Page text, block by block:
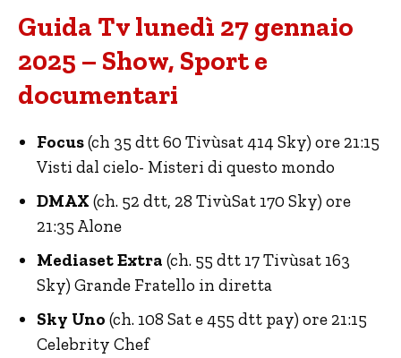
Guida Tv lunedì 27 gennaio
2025 – Show, Sport e
documentari
Focus(ch 35 dtt 60 Tivùsat 414 Sky) ore 21:15
Visti dal cielo- Misteri di questo mondo
DMAX (ch. 52 dtt, 28 TivùSat 170 Sky) ore
21:35 Alone
Mediaset Extra (ch. 55 dtt 17 Tivùsat 163
Sky) Grande Fratello in diretta
Sky Uno (ch. 108 Sat e 455 dtt pay) ore 21:15
Celebrity Chef